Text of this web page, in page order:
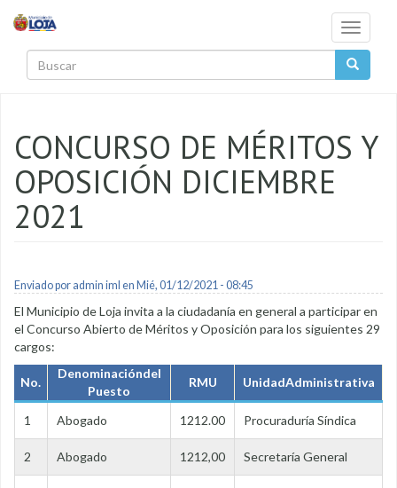
Toggle
CONCURSO DE MÉRITOS Y
OPOSICIÓN DICIEMBRE
2021
Enviado por admin iml en Mié, 01/12/2021 - 08:45
El Municipio de Loja invita a la ciudadanía en general a participar en
el Concurso Abierto de Méritos y Oposición para los siguientes 29
cargos:
No.
Denominacióndel
Puesto
RMU UnidadAdministrativa
1 Abogado 1212.00 Procuraduría Síndica
2 Abogado 1212,00 Secretaría General